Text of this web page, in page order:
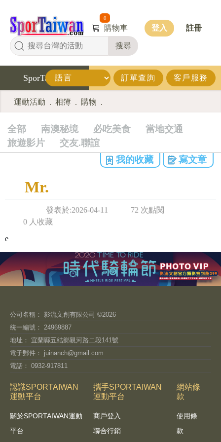
搜尋
0
購物車 登入 註冊
SporTaiwan 訂單查詢 客戶服務
運動活動 . 相簿 . 購物 .
全部 南澳秘境 必吃美食
當地交通
旅遊影片
交友.聯誼
我的收藏
寫文章
Mr.
發表於:2026-04-11
72 次點閱
0 人收藏
e
公司名稱： 影流文創有限公司 ©2026
統一編號： 24969887
地址： 宜蘭縣五結鄉親河路二段141號
電子郵件： juinanch@gmail.com
電話： 0932-917811
認識SPORTAIWAN
運動平台
關於SPORTAIWAN運動
平台
攜手SPORTAIWAN
運動平台
商戶登入
聯合行銷
網站條
款
使用條
款